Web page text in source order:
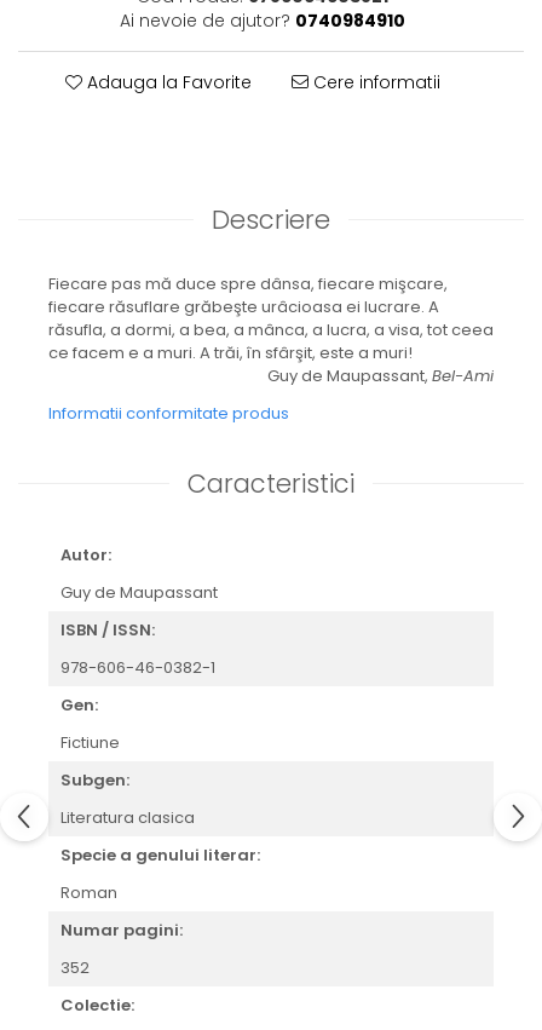
Ai nevoie de ajutor? 0740984910
Adauga la Favorite Cere informatii
Descriere
Fiecare pas mă duce spre dânsa, fiecare mişcare,
fiecare răsuflare grăbeşte urâcioasa ei lucrare. A
răsufla, a dormi, a bea, a mânca, a lucra, a visa, tot ceea
ce facem e a muri. A trăi, în sfârşit, este a muri!
Guy de Maupassant, Bel-Ami
Informatii conformitate produs
Caracteristici
Autor:
Guy de Maupassant
ISBN / ISSN:
978-606-46-0382-1
Gen:
Fictiune
Subgen:
Literatura clasica
Specie a genului literar:
Roman
Numar pagini:
352
Colectie: